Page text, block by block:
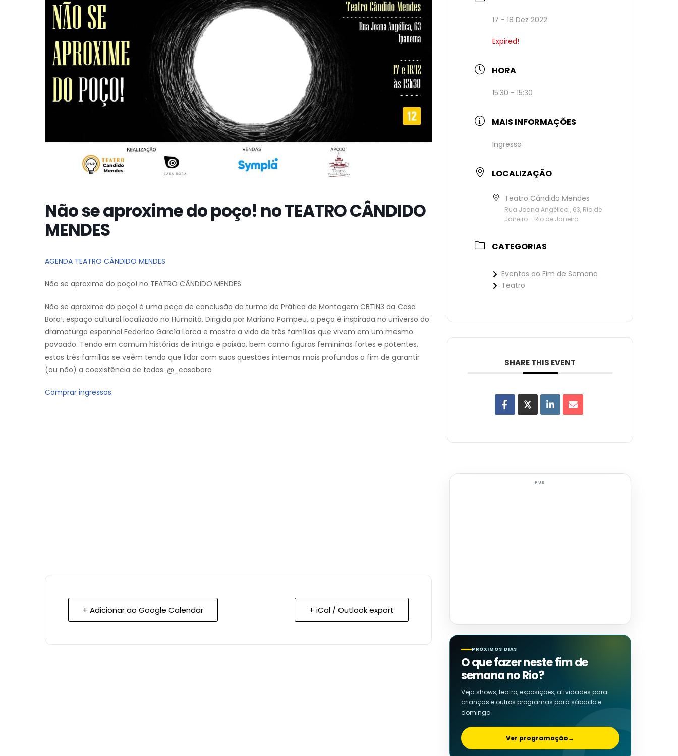
Não se aproxime do poço! no TEATRO CÂNDIDO
MENDES
AGENDA TEATRO CÂNDIDO MENDES
Não se aproxime do poço! no TEATRO CÂNDIDO MENDES
Não se aproxime do poço! é uma peça de conclusão da turma de Prática de Montagem CBTIN3 da Casa
Bora!, espaço cultural localizado no Humaitá. Dirigida por Mariana Pompeu, a peça é inspirada no universo do
dramaturgo espanhol Federico García Lorca e mostra a vida de três famílias que vivem em um mesmo
povoado. Tendo em comum histórias de intriga e paixão, bem como figuras femininas fortes e potentes,
estas três famílias se veêm tendo que lidar com suas questões internas mais profundas a fim de garantir
(ou não) a coexistência de todos. @_casabora
Comprar ingressos.
+ Adicionar ao Google Calendar + iCal / Outlook export
17 - 18 Dez 2022
Expired!
HORA
15:30 - 15:30
MAIS INFORMAÇÕES
Ingresso
LOCALIZAÇÃO
Teatro Cândido Mendes
Rua Joana Angélica , 63, Rio de
Janeiro - Rio de Janeiro
CATEGORIAS
Eventos ao Fim de Semana
Teatro
SHARE THIS EVENT
PUB
PRÓXIMOS DIAS
O que fazer neste fim de
semana no Rio?
Veja shows, teatro, exposições, atividades para
crianças e outros programas para sábado e
domingo.
Ver programação→